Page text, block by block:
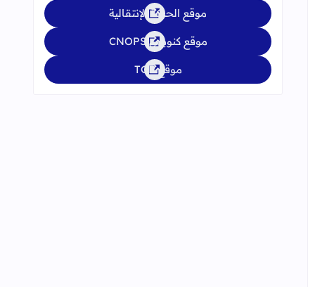
موقع الحركة الإنتقالية
موقع كنوبس CNOPS
موقع TGR